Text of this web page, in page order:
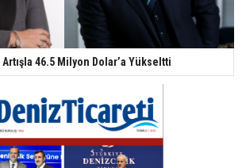
Artışla 46.5 Milyon Dolar’a Yükseltti